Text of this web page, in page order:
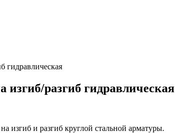
гидравлическая
разгиб гидравлическая
изгиб и разгиб круглой стальной арматуры.